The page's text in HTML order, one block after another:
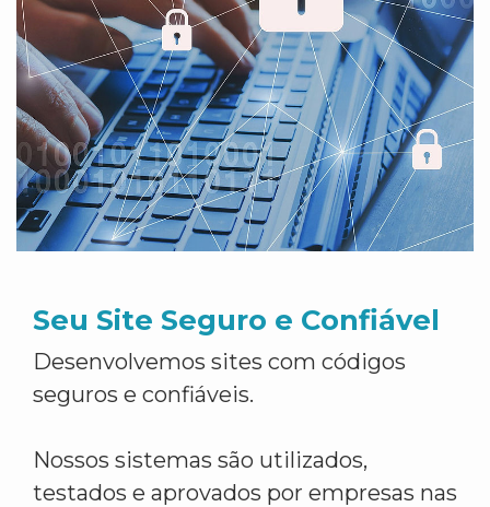
Seu Site Seguro e Confiável
Desenvolvemos sites com códigos
seguros e confiáveis.
Nossos sistemas são utilizados,
testados e aprovados por empresas nas